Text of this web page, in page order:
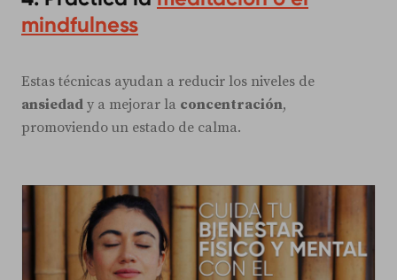
mindfulness
Estas técnicas ayudan a reducir los niveles de
ansiedad y a mejorar la concentración,
promoviendo un estado de calma.